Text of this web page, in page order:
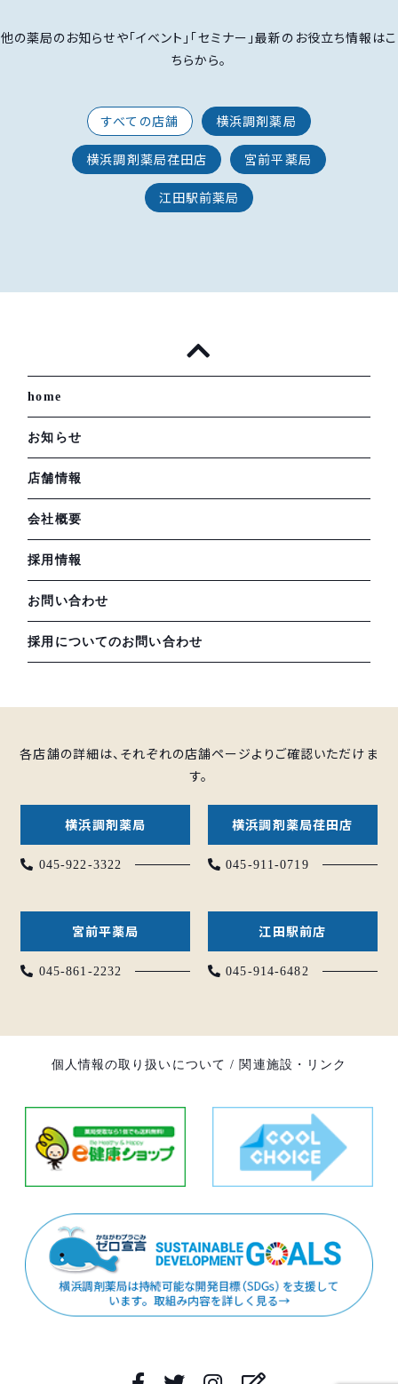
他の薬局のお知らせや「イベント」「セミナー」最新のお役立ち情報はこ
ちらから。
すべての店舗 横浜調剤薬局
横浜調剤薬局荏田店 宮前平薬局
江田駅前薬局
home
お知らせ
店舗情報
会社概要
採用情報
お問い合わせ
採用についてのお問い合わせ
各店舗の詳細は、それぞれの店舗ページよりご確認いただけま
す。
横浜調剤薬局
045-922-3322
横浜調剤薬局荏田店
045-911-0719
宮前平薬局
045-861-2232
江田駅前店
045-914-6482
個人情報の取り扱いについて / 関連施設・リンク